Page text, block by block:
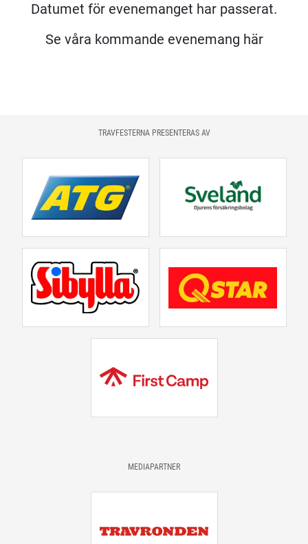
Datumet för evenemanget har passerat.
Se våra kommande evenemang här
TRAVFESTERNA PRESENTERAS AV
MEDIAPARTNER